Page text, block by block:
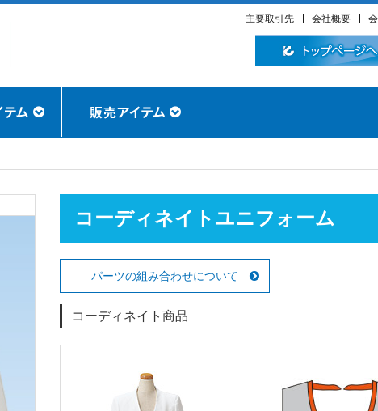
主要取引先 会社概要
コーディネイトユニフォーム
パーツの組み合わせについて
コーディネイト商品